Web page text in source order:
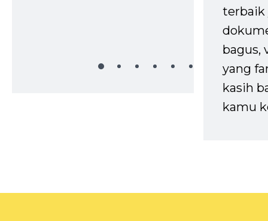
terbaik
bagus,
yang
kasih
kamu